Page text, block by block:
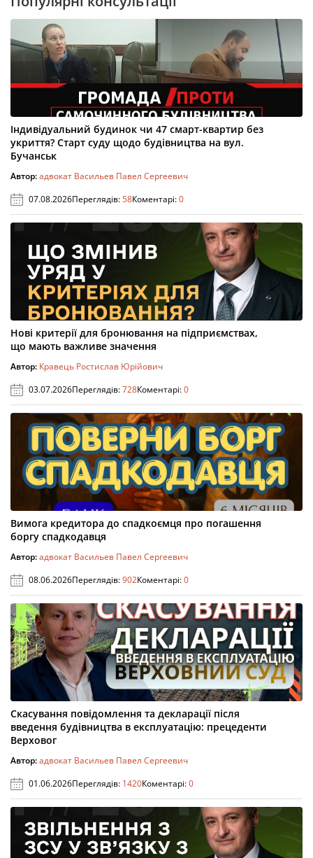
Індивідуальний будинок чи 47 смарт-квартир без
укриття? Старт суду щодо будівництва на вул.
Бучанськ
Автор:адвокат Васильев Павел Сергеевич
07.08.2026Переглядів:58Коментарі:0
Нові критерії для бронювання на підприємствах,
що мають важливе значення
Автор: Кравець Ростислав Юрійович
03.07.2026Переглядів:728Коментарі:0
Вимога кредитора до спадкоємця про погашення
боргу спадкодавця
Автор:адвокат Васильев Павел Сергеевич
08.06.2026Переглядів:902Коментарі:0
Скасування повідомлення та декларації після
введення будівництва в експлуатацію: прецеденти
Верховог
Автор:адвокат Васильев Павел Сергеевич
01.06.2026Переглядів: 1420Коментарі:0